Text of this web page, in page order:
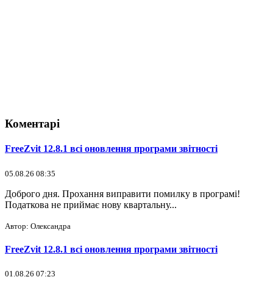
Коментарі
FreeZvit 12.8.1 всі оновлення програми звітності
05.08.26 08:35
Доброго дня. Прохання виправити помилку в програмі!
Податкова не приймає нову квартальну...
Автор: Олександра
FreeZvit 12.8.1 всі оновлення програми звітності
01.08.26 07:23